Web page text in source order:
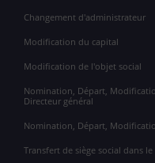
Changement d'administrateur
Modification du capital
Modification de l'objet social
Nomination, Départ,
Directeur général
Nomination, Départ,
Transfert de siège social dans